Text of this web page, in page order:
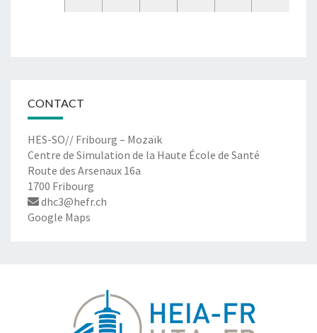
CONTACT
HES-SO// Fribourg – Mozaïk
Centre de Simulation de la Haute École de Santé
Route des Arsenaux 16a
1700 Fribourg
dhc3@hefr.ch
Google Maps